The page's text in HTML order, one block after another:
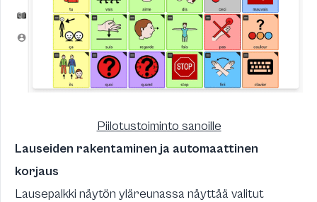
Piilotustoiminto sanoille
Lauseiden rakentaminen ja automaattinen
korjaus
Lausepalkki näytön yläreunassa näyttää valitut